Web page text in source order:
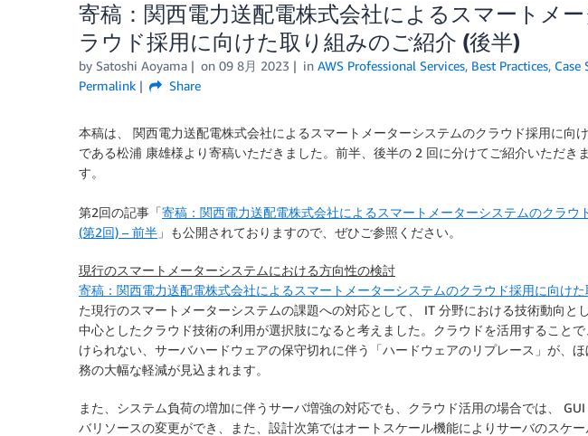
寄稿：関西電力送配電株式会社によるスマートメ
ラウド採用に向けた取り組みのご紹介 (後半)
by Satoshi Aoyama on 09 8月 2023 in AWS Professional Services, Best Practices, Case
Permalink
Share
本稿は、 関西電力送配電株式会社によるスマートメーターシステムのクラウド採用に向
である松浦 康雄様より寄稿いただきました。前半、後半の 2 回に分けてご紹介いただき
す。
第2回の記事「寄稿：関西電力送配電株式会社によるスマートメーターシステムのクラウ
(第2回) – 前半 」も公開されておりますので、ぜひご参照ください。
現行のスマートメーターシステムにおける方向性の検討
寄稿：関西電力送配電株式会社によるスマートメーターシステムのクラウド採用に向け
た現行のスマートメーターシステムの課題への対応として、 IT 分野における技術動向と
中心としたクラウド技術の利用が選択肢になると考えました。クラウドを活用すること
けられない、サーバハードウェアの保守切れに伴う「ハードウェアのリプレース」が、
務の大幅な軽減が見込まれます。
また、システム負荷の増加に伴うサーバ増強の対応でも、クラウド活用の場合では、
バリソースの変更ができ、また、設計次第ではオートスケール機能によりサーバのスケ